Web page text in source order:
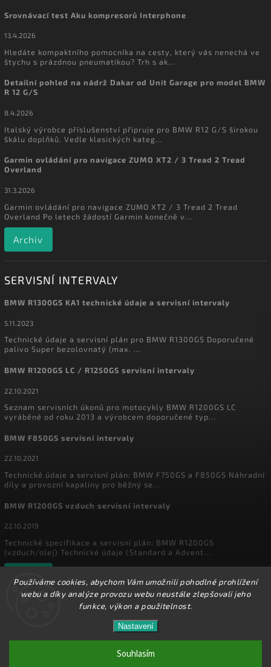
Používáme cookies, abychom Vám umožnili pohodlné prohlížení
webu a díky analýze provozu webu neustále zlepšovali jeho
funkce, výkon a použitelnost.
Nastavení
Souhlasím
Ve dnech 1.8. - 16.8. 2026 máme zavřeno. Eshop
zůstává v provozu, objednávky budeme zpracovávat
17.8.2026. Děkujeme za pochopení.
Srovnávací test Aku kompresorů Interphone
13.4.2026
Hledáte kompaktního pomocníka na cesty, který vás nenechá ve
štychu s prázdnou pneumatikou? Trh s ak...
Detailní pohled na nádrž Dakar od Unit Garage pro model BMW
R 12 G/S
8.4.2026
Italský výrobce příslušenství připruje pro BMW R12 G/S širokou
škálu doplňků. Vedle klasických kateg...
Garmin ovládání pro navigace ZUMO XT2 / 3 Tread 2 Tread
Overland
31.3.2026
Garmin ovládání pro navigace ZUMO XT2 / 3 Tread 2 Tread
Overland Po letech žádostí Garmin konečně v...
Archiv
SERVISNÍ INTERVALY
BMW R1300GS KA1 technické údaje a servisní intervaly
5.11.2023
Technické údaje a servisní plán pro BMW R1300GS Doporučené
palivo Super bezolovnatý (max. ...
BMW R1200GS LC / R1250GS servisní intervaly
22.10.2021
Seznam servisních úkonů pro motocykly BMW R1200GS LC
vyráběné od roku 2013 a výrobcem doporučené typ...
BMW F850GS servisní intervaly
22.10.2021
Technické údaje a servisní plán: BMW F750GS a F850GS Náhradní
díly a provozní kapaliny pro běžný se...
BMW R1200GS vzduch servisní intervaly
22.10.2019
Technické specifikace a servisní plán: BMW R1200GS
(vzduch/olej) Technické údaje (Standard a Advent...
MyEnduro . Všechna práva vyhrazena.
Upravit nastavení cookies